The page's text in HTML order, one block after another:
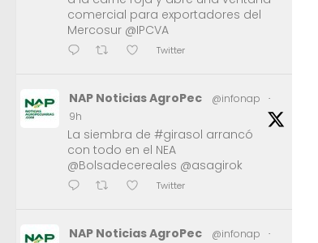
comercial para exportadores del
Mercosur @IPCVA
Twitter
NAP Noticias AgroPec @infonap
·
9h
La siembra de #girasol arrancó
con todo en el NEA
@Bolsadecereales @asagirok
Twitter
NAP Noticias AgroPec @infonap
·